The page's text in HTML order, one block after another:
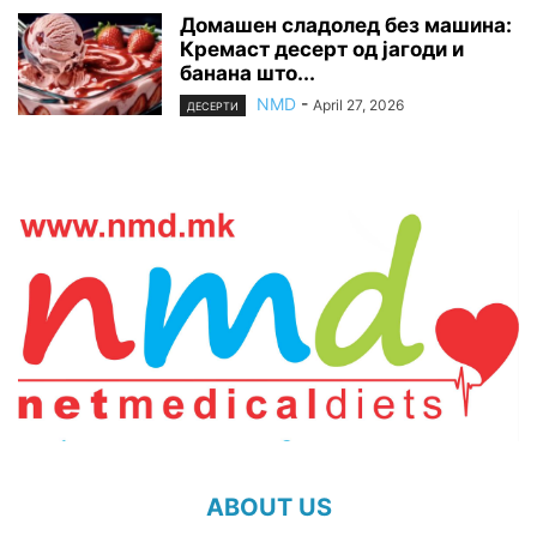
Домашен сладолед без машина:
Кремаст десерт од јагоди и
банана што...
ДЕСЕРТИ NMD - April 27, 2026
ABOUT US